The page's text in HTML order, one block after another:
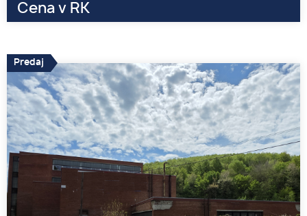
Cena v RK
Predaj